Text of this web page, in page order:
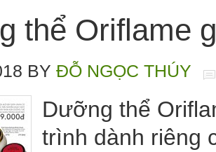
thể Oriflame
BY ĐỖ NGỌC THÚY
Dưỡng thể
trình dành riêng